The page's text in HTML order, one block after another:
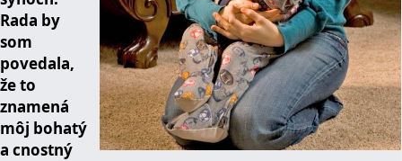
Rada by
som
povedala,
že to
znamená
môj bohatý
a cnostný